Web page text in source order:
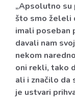
„Apsolutno su
što smo želeli
imali poseban
davali nam
nekom
oni rekli, tako
ali i značilo da
je ustvari